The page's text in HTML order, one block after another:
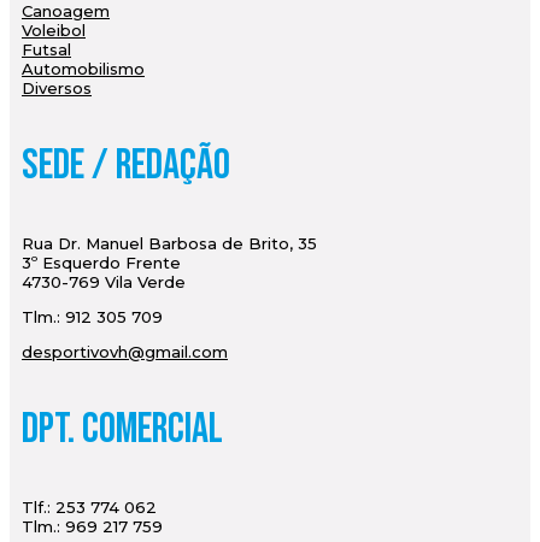
Canoagem
Voleibol
Futsal
Automobilismo
Diversos
Sede / Redação
Rua Dr. Manuel Barbosa de Brito, 35
3º Esquerdo Frente
4730-769 Vila Verde
Tlm.: 912 305 709
desportivovh@gmail.com
Dpt. Comercial
Tlf.: 253 774 062
Tlm.: 969 217 759